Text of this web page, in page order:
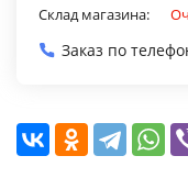
Склад магазина:
Заказ по